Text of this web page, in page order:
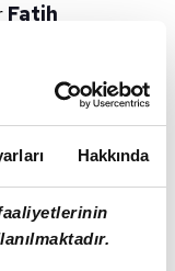
Hakkında
Fatih
iznin ardından
sürdü.